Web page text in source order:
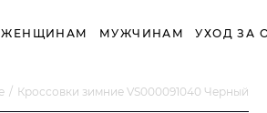
ЖЕНЩИНАМ МУЖЧИНАМ УХОД ЗА
Кроссовки зимние VS000091040 Черный